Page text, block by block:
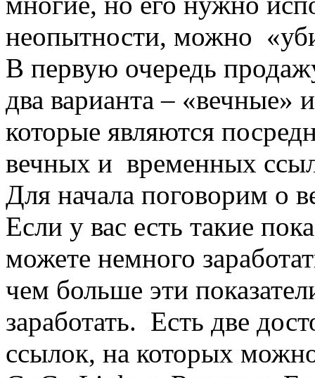
неопытности, можно
В первую очередь
два варианта –
которые являются
вечных и временных
Для начала поговорим о
Если у вас есть такие
можете немного
чем больше эти
заработать. Есть две
ссылок, на которых